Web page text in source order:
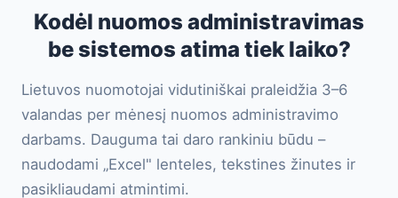
Kodėl nuomos administravimas
be sistemos atima tiek laiko?
Lietuvos nuomotojai vidutiniškai praleidžia 3–6
valandas per mėnesį nuomos administravimo
darbams. Dauguma tai daro rankiniu būdu –
naudodami „Excel" lenteles, tekstines žinutes ir
pasikliaudami atmintimi.